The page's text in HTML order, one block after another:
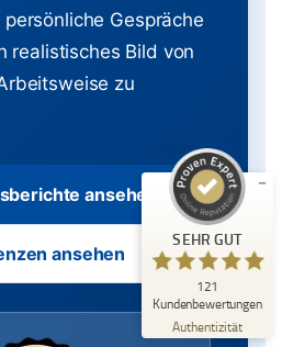
Gespräche
realistisches Bild von
zu
ansehen
ansehen
SEHR GUT
121
Kundenbewertungen
Authentizität
Kundenbewertungen und Erfahrungen zu
Immobilienmakler Michael Ruland
ProvenExpert.com
SEHR GUT
18
Bewertungen auf
ProvenExpert.com
103
Bewertungen von
4
anderen Quellen
Blick aufs ProvenExpert-Profil werfen
06.08.2026